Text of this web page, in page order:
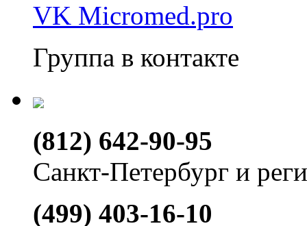
VK Micromed.pro
Группа в контакте
(812) 642-90-95
Санкт-Петербург и
(499) 403-16-10